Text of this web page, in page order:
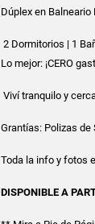
Dúplex en
2 Dormitorios | 1
Lo mejor: ¡CERO
Viví tranquilo y
Grantías: Polizas de
Toda la info y fotos
DISPONIBLE A